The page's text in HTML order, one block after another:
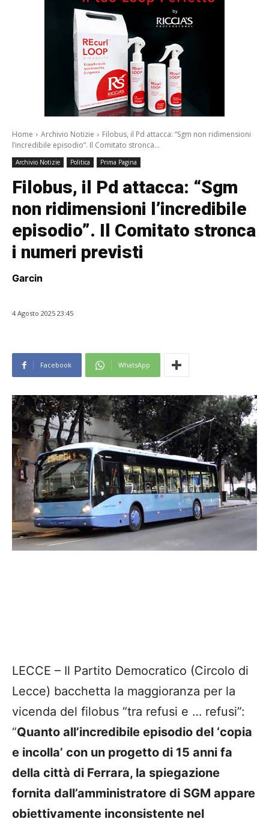
Home Archivio Notizie
Filobus, il Pd attacca: “Sgm non ridimensioni
l’incredibile episodio”. Il Comitato stronca...
Archivio Notizie Politica Prima Pagina
Filobus, il Pd attacca: “Sgm
non ridimensioni l’incredibile
episodio”. Il Comitato stronca
i numeri previsti
Garcin
4 Agosto 2025 23:45
Facebook WhatsApp
LECCE – Il Partito Democratico (Circolo di
Lecce) bacchetta la maggioranza per la
vicenda del filobus “tra refusi e … refusi”:
“Quanto all’incredibile episodio del ‘copia
e incolla’ con un progetto di 15 anni fa
della città di Ferrara, la spiegazione
fornita dall’amministratore di SGM appare
obiettivamente inconsistente nel